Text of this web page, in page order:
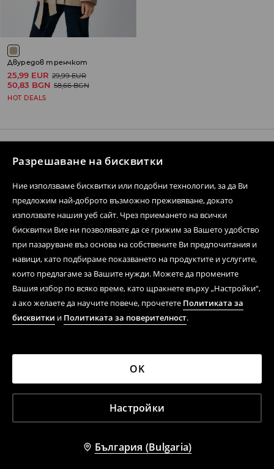
Разрешаване на бисквитки
Ние използваме бисквитки или подобни технологии, за да Ви
предложим най-доброто възможно преживяване, докато
използвате нашия уеб сайт. Чрез приемането на всички
бисквитки Вие ни позволявате да се грижим за Вашето удобство
при пазаруване въз основа на собствените Ви предпочитания и
навици, като подбираме показването на продуктите и услугите,
които предлагаме за Вашите нужди. Можете да промените
Вашия избор по всяко време, като щракнете върху „Настройки“,
а ако желаете да научите повече, прочетете Политиката за
бисквитки и Политиката за поверителност.
Настройки
OK
България (Bulgaria)
Двуредов тренчкот
25,99 EUR 29,99 EUR
50,83 BGN 58,66 BGN
HOT DEALS
Свържете се с нас
Форма за контакти
Последвай ни
Помощен център
Стационарна мрежа
Регламенти
LPP Fashion Bulgaria EOOD BG 201589895
Всички права запазени